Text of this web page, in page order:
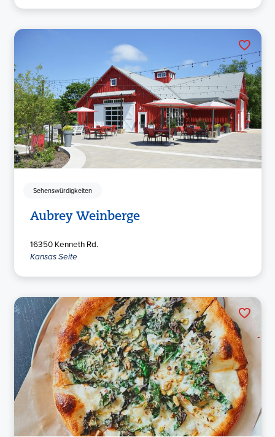
Sehenswürdigkeiten
Aubrey Weinberge
16350 Kenneth Rd.
Kansas Seite